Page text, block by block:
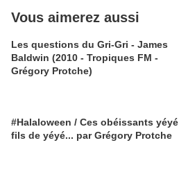
Vous aimerez aussi
Les questions du Gri-Gri - James
Baldwin (2010 - Tropiques FM -
Grégory Protche)
#Halaloween / Ces obéissants yéyé
fils de yéyé... par Grégory Protche